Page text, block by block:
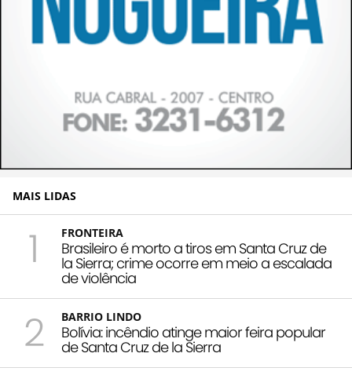
MAIS LIDAS
1 FRONTEIRA
Brasileiro é morto a tiros em Santa Cruz de
la Sierra; crime ocorre em meio a escalada
de violência
2 BARRIO LINDO
Bolívia: incêndio atinge maior feira popular
de Santa Cruz de la Sierra